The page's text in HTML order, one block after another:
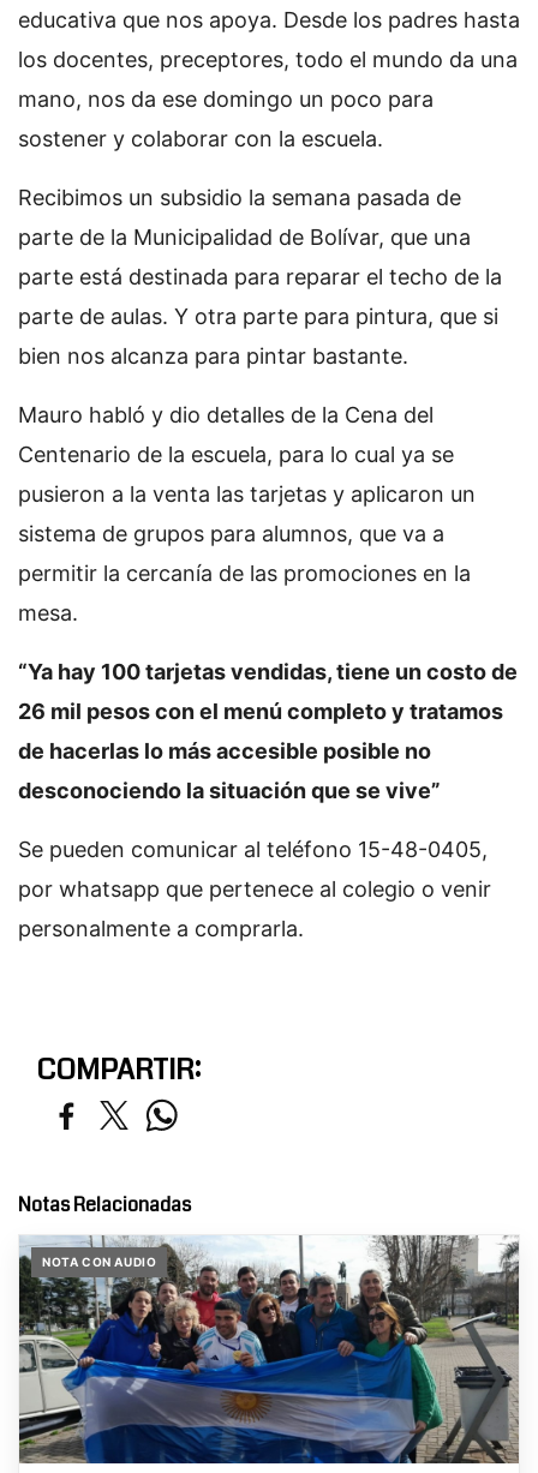
educativa que nos apoya. Desde los padres hasta
los docentes, preceptores, todo el mundo da una
mano, nos da ese domingo un poco para
sostener y colaborar con la escuela.
Recibimos un subsidio la semana pasada de
parte de la Municipalidad de Bolívar, que una
parte está destinada para reparar el techo de la
parte de aulas. Y otra parte para pintura, que si
bien nos alcanza para pintar bastante.
Mauro habló y dio detalles de la Cena del
Centenario de la escuela, para lo cual ya se
pusieron a la venta las tarjetas y aplicaron un
sistema de grupos para alumnos, que va a
permitir la cercanía de las promociones en la
mesa.
“Ya hay 100 tarjetas vendidas, tiene un costo de
26 mil pesos con el menú completo y tratamos
de hacerlas lo más accesible posible no
desconociendo la situación que se vive”
Se pueden comunicar al teléfono 15-48-0405,
por whatsapp que pertenece al colegio o venir
personalmente a comprarla.
COMPARTIR:
Notas Relacionadas
NOTA CON AUDIO